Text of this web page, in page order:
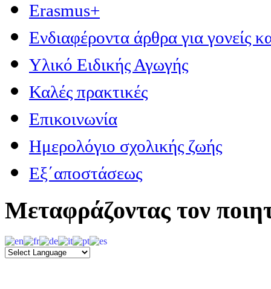
Erasmus+
Ενδιαφέροντα άρθρα για γονείς
Υλικό Ειδικής Αγωγής
Καλές πρακτικές
Επικοινωνία
Ημερολόγιο σχολικής ζωής
Εξ΄αποστάσεως
Μεταφράζοντας τον